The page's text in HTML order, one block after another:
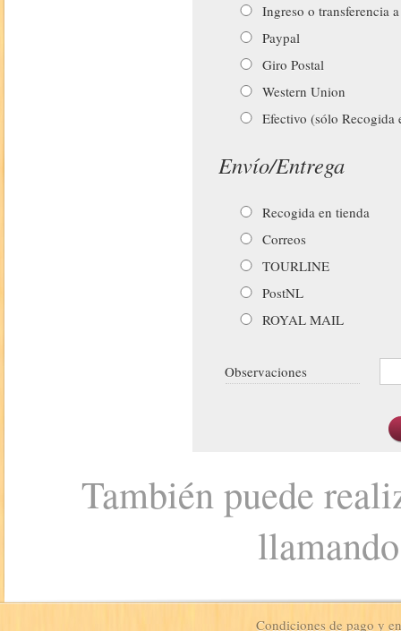
Ingreso o transferencia
Paypal
Giro Postal
Western Union
Efectivo (sólo Recogida
Envío/Entrega
Recogida en tienda
Correos
TOURLINE
PostNL
ROYAL MAIL
Observaciones
También puede
Condiciones de pago y